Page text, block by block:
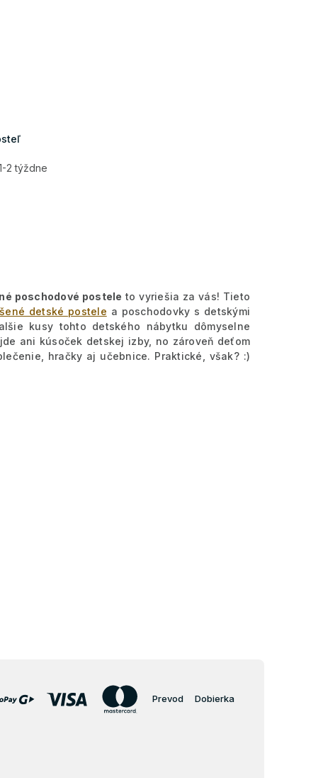
2 týždne
poschodové postele to vyriešia za vás! Tieto
detské postele a poschodovky s detskými
kusy tohto detského nábytku dômyselne
ani kúsoček detskej izby, no zároveň deťom
hračky aj učebnice. Praktické, však? :)
Prevod Dobierka